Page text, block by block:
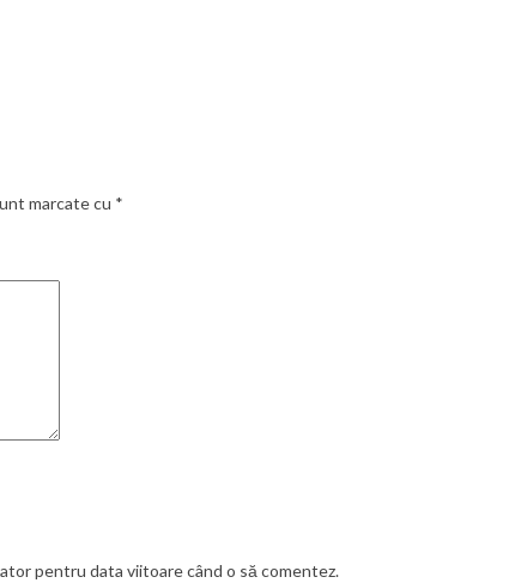
marcate cu *
pentru data viitoare când o să comentez.